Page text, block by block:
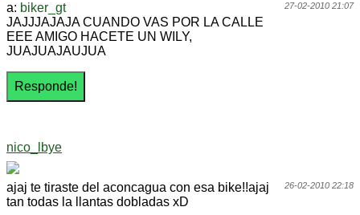
27-02-2010 21:07
a: biker_gt
JAJJJAJAJA CUANDO VAS POR LA CALLE
EEE AMIGO HACETE UN WILY,
JUAJUAJAUJUA
nico_lbye
26-02-2010 22:18
ajaj te tiraste del aconcagua con esa bike!!ajaj
tan todas la llantas dobladas xD